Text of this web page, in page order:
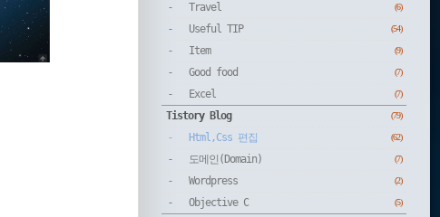
Travel (6)
Useful TIP (54)
Item (9)
Good food (7)
Excel (7)
Tistory Blog (79)
Html,Css 편집 (62)
도메인(Domain) (7)
Wordpress (2)
Objective C (5)